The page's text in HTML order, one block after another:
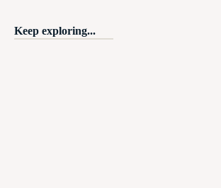
Keep exploring...